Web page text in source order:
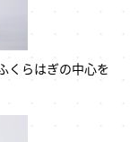
くらはぎの中心を